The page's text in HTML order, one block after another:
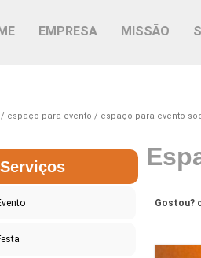
EMPRESA MISSÃO
espaço para evento espaço para evento
Serviços
Gostou?